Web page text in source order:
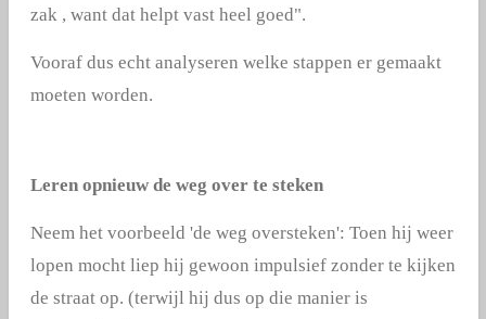
zak , want dat helpt vast heel goed".
Vooraf dus echt analyseren welke stappen er gemaakt
moeten worden.
Leren opnieuw de weg over te steken
Neem het voorbeeld 'de weg oversteken': Toen hij weer
lopen mocht liep hij gewoon impulsief zonder te kijken
de straat op. (terwijl hij dus op die manier is